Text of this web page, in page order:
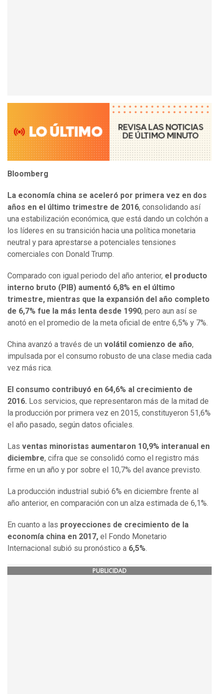
Bloomberg
La economía china se aceleró por primera vez en dos
años en el último trimestre de 2016, consolidando así
una estabilización económica, que está dando un colchón a
los líderes en su transición hacia una política monetaria
neutral y para aprestarse a potenciales tensiones
comerciales con Donald Trump.
Comparado con igual periodo del año anterior, el producto
interno bruto (PIB) aumentó 6,8% en el último
trimestre, mientras que la expansión del año completo
de 6,7% fue la más lenta desde 1990, pero aun así se
anotó en el promedio de la meta oficial de entre 6,5% y 7%.
China avanzó a través de un volátil comienzo de año,
impulsada por el consumo robusto de una clase media cada
vez más rica.
El consumo contribuyó en 64,6% al crecimiento de
2016. Los servicios, que representaron más de la mitad de
la producción por primera vez en 2015, constituyeron 51,6%
el año pasado, según datos oficiales.
Las ventas minoristas aumentaron 10,9% interanual en
diciembre, cifra que se consolidó como el registro más
firme en un año y por sobre el 10,7% del avance previsto.
La producción industrial subió 6% en diciembre frente al
año anterior, en comparación con un alza estimada de 6,1%.
En cuanto a las proyecciones de crecimiento de la
economía china en 2017, el Fondo Monetario
Internacional subió su pronóstico a 6,5%.
PUBLICIDAD